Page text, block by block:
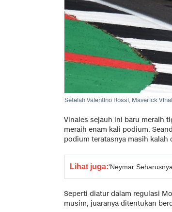
Setelah Valentino Rossi, Maverick
Vinales sejauh ini baru meraih
meraih enam kali podium.
podium teratasnya masih kalah
Lihat juga:'Neymar
Seperti diatur dalam regulasi
musim, juaranya ditentukan